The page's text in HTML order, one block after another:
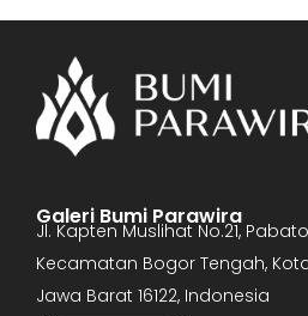
Galeri Bumi Parawira
Jl. Kapten Muslihat No.21,
Kecamatan Bogor Tengah,
Jawa Barat 16122, Indonesia